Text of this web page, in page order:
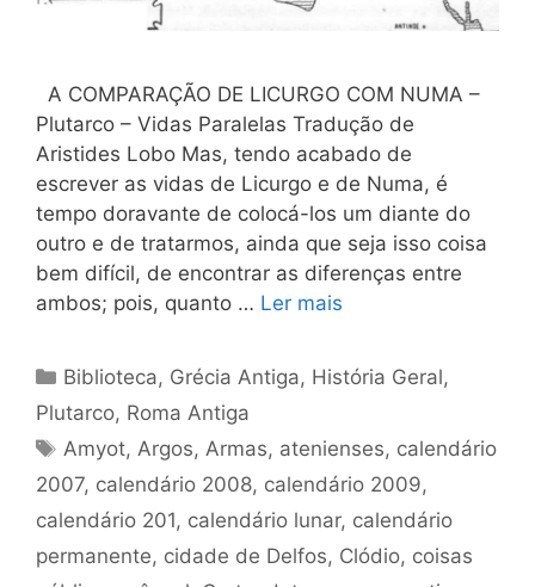
A COMPARAÇÃO DE LICURGO COM NUMA –
Plutarco – Vidas Paralelas Tradução de
Aristides Lobo Mas, tendo acabado de
escrever as vidas de Licurgo e de Numa, é
tempo doravante de colocá-los um diante do
outro e de tratarmos, ainda que seja isso coisa
bem difícil, de encontrar as diferenças entre
ambos; pois, quanto … Ler mais
Categorias
Biblioteca, Grécia Antiga, História Geral,
Plutarco, Roma Antiga
Tags
Amyot, Argos, Armas, atenienses, calendário
2007, calendário 2008, calendário 2009,
calendário 201, calendário lunar, calendário
permanente, cidade de Delfos, Clódio, coisas